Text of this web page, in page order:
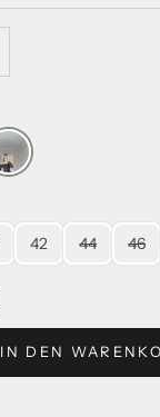
42 44 46
IN DEN